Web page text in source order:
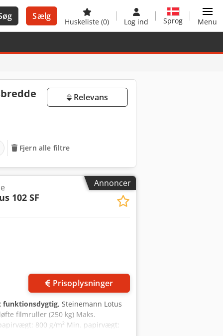
Sælg
Huskeliste (0) Log ind Sprog Menu
Relevans
Fjern alle filtre
Annoncer
102 SF
Prisoplysninger
funktionsdygtig, Steinemann Lotus
filmruller (250 kg) Maks.
800 g/m² Min. papirvægt: